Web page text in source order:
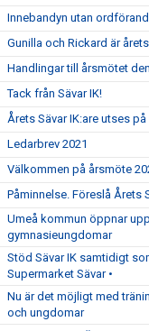
Innebandyn utan
Gunilla och Rickard är
Handlingar till årsmötet
Tack från Sävar IK!
Årets Sävar IK:are utses
Ledarbrev 2021
Välkommen på årsmöte
Påminnelse. Föreslå Årets
Umeå kommun öppnar
gymnasieungdomar
Stöd Sävar IK samtidigt
Supermarket Sävar •
Nu är det möjligt med
och ungdomar